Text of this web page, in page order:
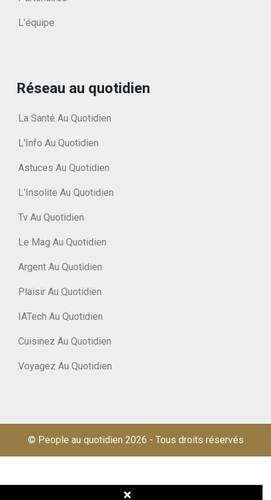
L'équipe
Réseau au quotidien
La Santé Au Quotidien
L'Info Au Quotidien
Astuces Au Quotidien
L'Insolite Au Quotidien
Tv Au Quotidien
Le Mag Au Quotidien
Argent Au Quotidien
Plaisir Au Quotidien
IATech Au Quotidien
Cuisinez Au Quotidien
Voyagez Au Quotidien
© People au quotidien 2026 - Tous droits réservés